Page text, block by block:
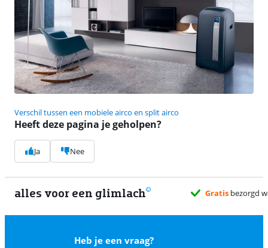
Verschil tussen een mobiele airco en split airco
Heeft deze pagina je geholpen?
Ja Nee
alles voor een glimlach
Heb je een vraag?